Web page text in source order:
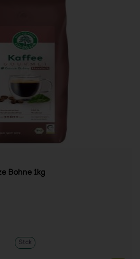
Bohne 1kg
Stck